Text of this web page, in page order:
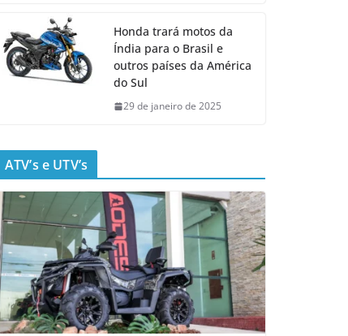
Honda trará motos da
Índia para o Brasil e
outros países da América
do Sul
29 de janeiro de 2025
ATV’s e UTV’s